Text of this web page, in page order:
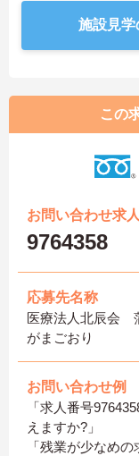
施設見
この
お問い合わせ求
9764358
応募先名称
医療法人北辰会
がまごおり
お問い合わせ例
「求人番号
えますか?」
「残業が少なめ